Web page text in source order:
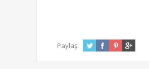
Paylaş: